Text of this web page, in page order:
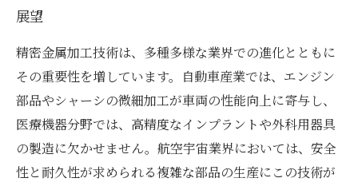
展望
精密金属加工技術は、多種多様な業界での進化とともに
その重要性を増しています。自動車産業では、エンジン
部品やシャーシの微細加工が車両の性能向上に寄与し、
医療機器分野では、高精度なインプラントや外科用器具
の製造に欠かせません。航空宇宙業界においては、安全
性と耐久性が求められる複雑な部品の生産にこの技術が